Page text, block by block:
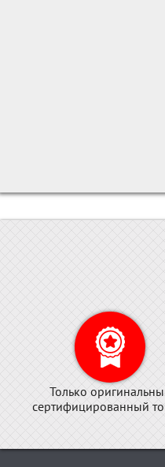
Только
сертифицированный